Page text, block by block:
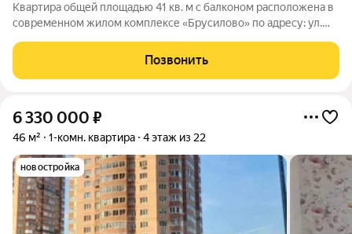
Квартира общей площадью 41 кв. м с балконом расположена в
современном жилом комплексе «Брусилово» по адресу: ул.
индивидуальные приборы учета на отопление,
водоснабжение и электроэнергию, что
Позвонить
6 330 000 ₽
46 м² 1-комн. квартира 4 этаж из 22
новостройка